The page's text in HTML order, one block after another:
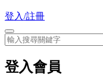
登入/註冊
登入會員